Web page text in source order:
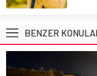
BENZER